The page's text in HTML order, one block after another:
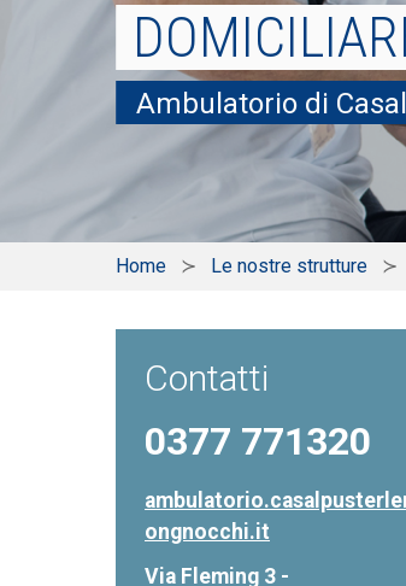
Ambulatorio di
Home Le nostre strutture
Contatti
0377 771320
ongnocchi.it
Via Fleming 3 -